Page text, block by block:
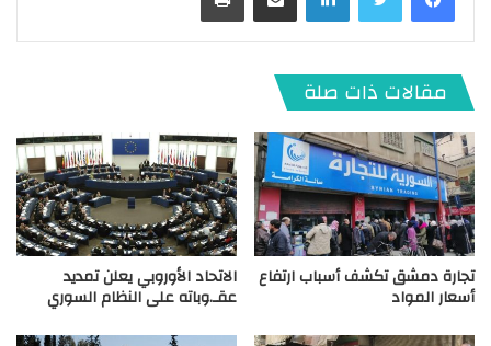
مقالات ذات صلة
تجارة دمشق تكشف أسباب ارتفاع
أسعار المواد
الاتحاد الأوروبي يعلن تمديد
عقـ.وباته على النظام السوري